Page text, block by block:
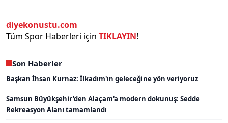
diyekonustu.com
Tüm Spor Haberleri için TIKLAYIN!
Son Haberler
Başkan İhsan Kurnaz: İlkadım'ın geleceğine yön veriyoruz
Samsun Büyükşehir'den Alaçam'a modern dokunuş: Sedde
Rekreasyon Alanı tamamlandı